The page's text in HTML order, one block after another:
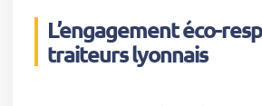
L’engagement éco-
traiteurs lyonnais